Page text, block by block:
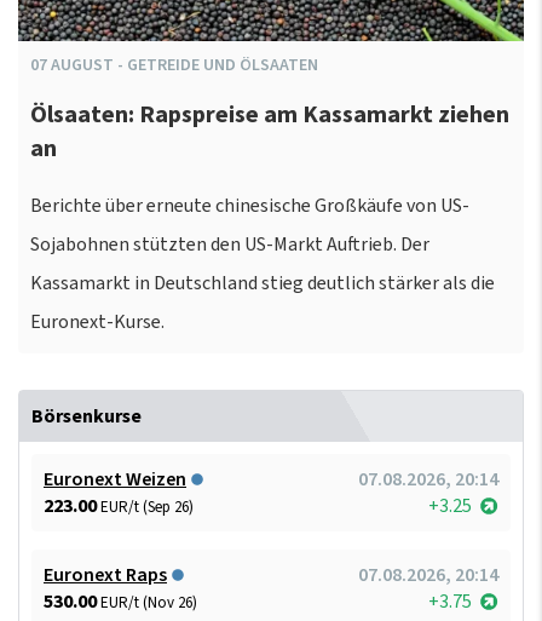
07AUGUST - GETREIDE UND ÖLSAATEN
Ölsaaten: Rapspreise am Kassamarkt ziehen
an
Berichte über erneute chinesische Großkäufe von US-
Sojabohnen stützten den US-Markt Auftrieb. Der
Kassamarkt in Deutschland stieg deutlich stärker als die
Euronext-Kurse.
Börsenkurse
Euronext Weizen
07.08.2026, 20:14
223.00EUR/t (Sep 26) +3.25
Euronext Raps
07.08.2026, 20:14
530.00EUR/t (Nov 26) +3.75